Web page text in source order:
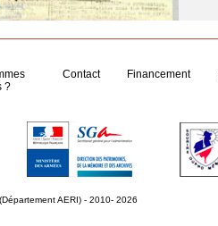
?
Contact Financement
AERI) - 2010- 2026